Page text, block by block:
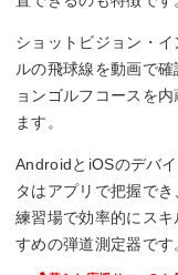
ショットビジョン・
ルの飛球線を動画で
ョンゴルフコースを
ます。
AndroidとiOSのデバ
タはアプリで把握で
練習場で効率的にス
すめの弾道測定器です